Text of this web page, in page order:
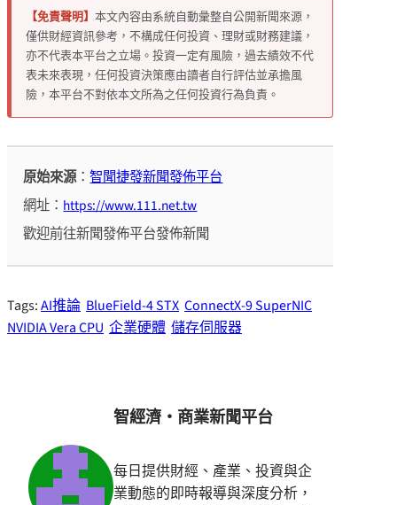
【免責聲明】 本文內容由系統自動彙整自公開新聞來源，
僅供財經資訊參考，不構成任何投資、理財或財務建議，
亦不代表本平台之立場。投資一定有風險，過去績效不代
表未來表現，任何投資決策應由讀者自行評估並承擔風
險，本平台不對依本文所為之任何投資行為負責。
原始來源：智聞捷發新聞發佈平台
網址： https://www.111.net.tw
歡迎前往新聞發佈平台發佈新聞
Tags:AI推論 BlueField-4 STX ConnectX-9 SuperNIC
NVIDIA Vera CPU 企業硬體 儲存伺服器
智經濟・商業新聞平台
每日提供財經、產業、投資與企
業動態的即時報導與深度分析，